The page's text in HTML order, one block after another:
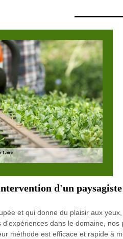
d'un
et qui donne du plaisir aux
d'expériences dans le domaine,
méthode est efficace et rapide à